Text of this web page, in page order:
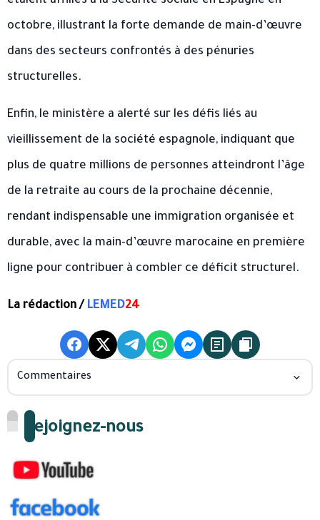
octobre, illustrant la forte demande de main-d’œuvre
dans des secteurs confrontés à des pénuries
structurelles.
Enfin, le ministère a alerté sur les défis liés au
vieillissement de la société espagnole, indiquant que
plus de quatre millions de personnes atteindront l’âge
de la retraite au cours de la prochaine décennie,
rendant indispensable une immigration organisée et
durable, avec la main-d’œuvre marocaine en première
ligne pour contribuer à combler ce déficit structurel.
La rédaction / LEMED24
Commentaires
Rejoignez-nous